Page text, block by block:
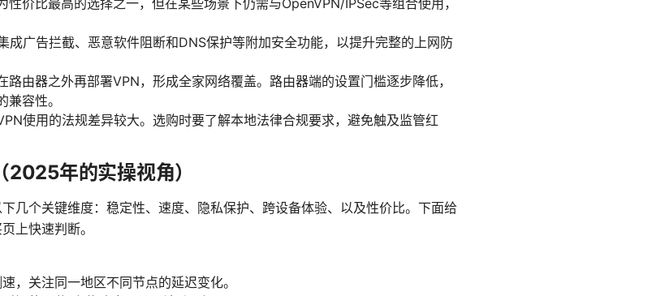
成广告拦截、恶意软件阻断和DNS保护等附加安全功能，以提升完整的上网防
由器之外再部署VPN，形成全家网络覆盖。路由器端的设置门槛逐步降低，
容性。
使用的法规差异较大。选购时要了解本地法律合规要求，避免触及监管红
年的实操视角）
几个关键维度：稳定性、速度、隐私保护、跨设备体验、以及性价比。下面给
上快速判断。
，关注同一地区不同节点的延迟变化。